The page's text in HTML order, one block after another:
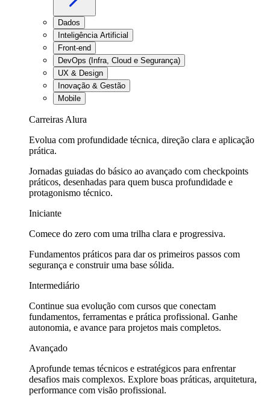
Dados
Inteligência Artificial
Front-end
DevOps (Infra, Cloud e Segurança)
UX & Design
Inovação & Gestão
Mobile
Carreiras Alura
Evolua com profundidade técnica, direção clara e aplicação
prática.
Jornadas guiadas do básico ao avançado com checkpoints
práticos, desenhadas para quem busca profundidade e
protagonismo técnico.
Iniciante
Comece do zero com uma trilha clara e progressiva.
Fundamentos práticos para dar os primeiros passos com
segurança e construir uma base sólida.
Intermediário
Continue sua evolução com cursos que conectam
fundamentos, ferramentas e prática profissional. Ganhe
autonomia, e avance para projetos mais completos.
Avançado
Aprofunde temas técnicos e estratégicos para enfrentar
desafios mais complexos. Explore boas práticas, arquitetura,
performance com visão profissional.